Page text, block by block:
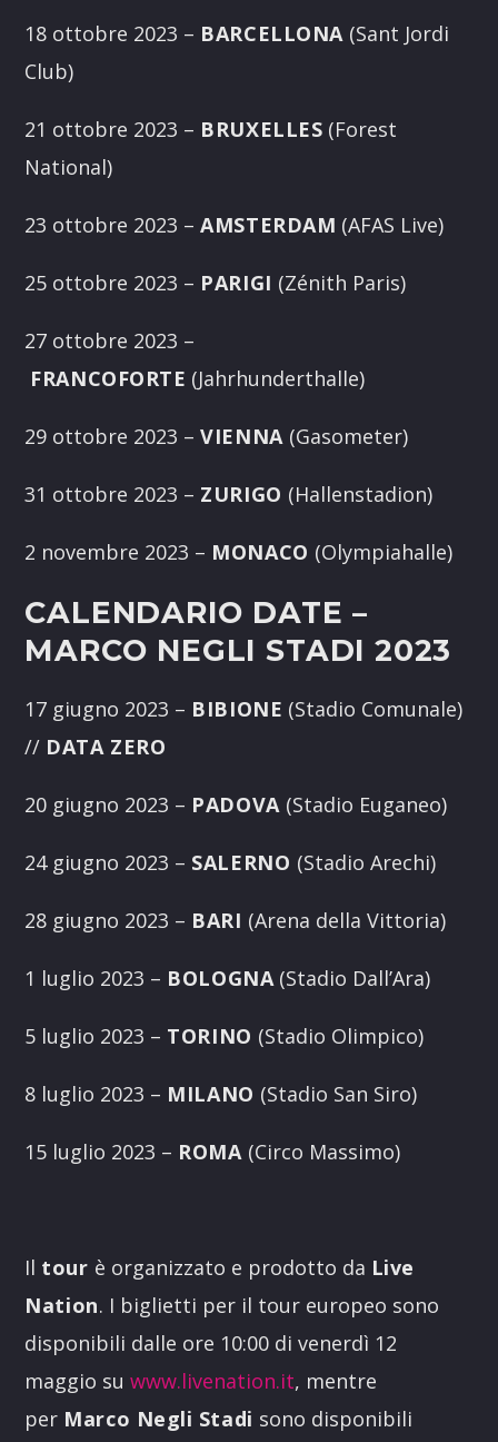
18 ottobre 2023 – BARCELLONA (Sant Jordi
Club)
21 ottobre 2023 – BRUXELLES (Forest
National)
23 ottobre 2023 –AMSTERDAM (AFAS Live)
25 ottobre 2023 – PARIGI (Zénith Paris)
27 ottobre 2023 –
FRANCOFORTE (Jahrhunderthalle)
29 ottobre 2023 –VIENNA (Gasometer)
31 ottobre 2023 – ZURIGO (Hallenstadion)
2 novembre 2023 – MONACO (Olympiahalle)
CALENDARIO DATE –
MARCO NEGLI STADI 2023
17 giugno 2023 – BIBIONE (Stadio Comunale)
// DATA ZERO
20 giugno 2023 – PADOVA(Stadio Euganeo)
24 giugno 2023 – SALERNO (Stadio Arechi)
28 giugno 2023 – BARI (Arena della Vittoria)
1 luglio 2023 – BOLOGNA(Stadio Dall’Ara)
5 luglio 2023 – TORINO (Stadio Olimpico)
8 luglio 2023 – MILANO (Stadio San Siro)
15 luglio 2023 – ROMA(Circo Massimo)
Il tour è organizzato e prodotto da Live
Nation. I biglietti per il tour europeo sono
disponibili dalle ore 10:00 di venerdì 12
maggio suwww.livenation.it, mentre
per Marco Negli Stadi sono disponibili